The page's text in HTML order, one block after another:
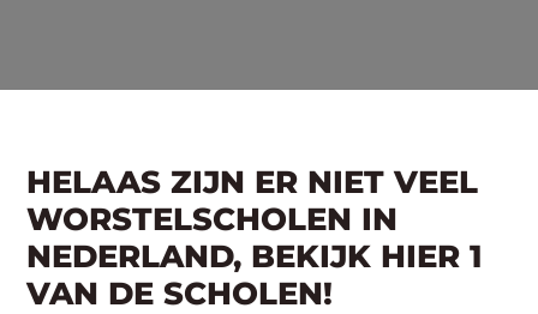
HELAAS ZIJN ER NIET VEEL
WORSTELSCHOLEN IN
NEDERLAND, BEKIJK HIER 1
VAN DE SCHOLEN!